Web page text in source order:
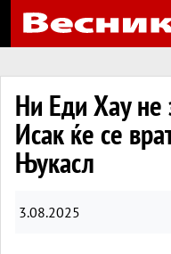
Ни Еди Хау не
Исак ќе се
Њукасл
3.08.2025